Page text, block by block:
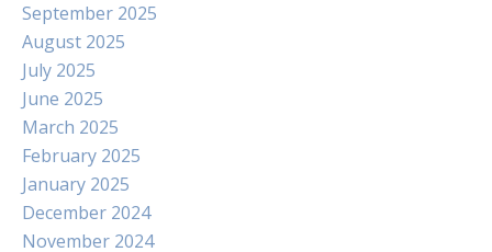
September 2025
August 2025
July 2025
June 2025
March 2025
February 2025
January 2025
December 2024
November 2024